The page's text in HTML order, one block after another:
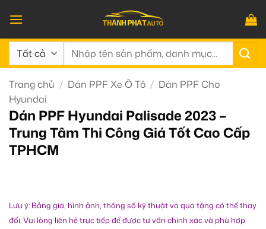
qua
nội
dung
Tìm
Trang chủ / Dán PPF Xe Ô Tô / Dán PPF Cho
Hyundai
Dán PPF Hyundai Palisade 2023 –
Trung Tâm Thi Công Giá Tốt Cao Cấp
TPHCM
Lưu ý: Bảng giá, hình ảnh, thông số kỹ thuật và quà tặng có thể thay
đổi. Vui lòng liên hệ trực tiếp để được tư vấn chính xác và phù hợp.